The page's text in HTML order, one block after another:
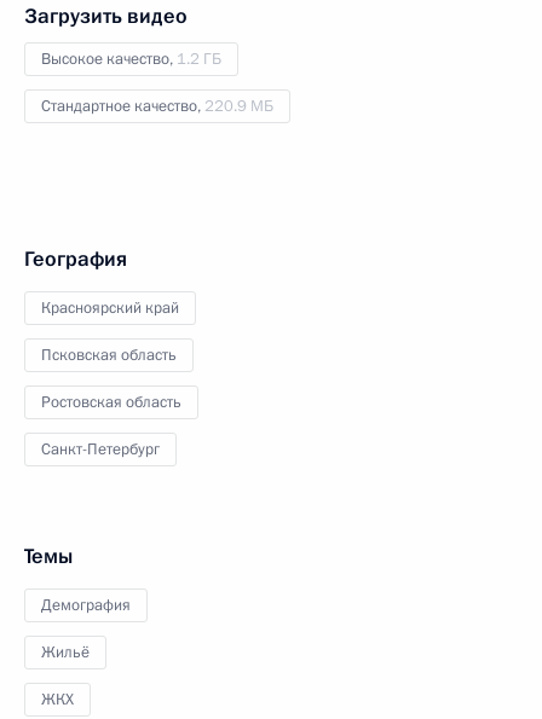
Загрузить видео
Высокое качество, 1.2 ГБ
Стандартное качество, 220.9 МБ
География
Красноярский край
Псковская область
Ростовская область
Санкт-Петербург
Темы
Демография
Жильё
ЖКХ